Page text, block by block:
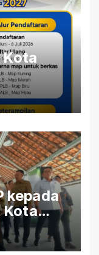
Kota
kepada
Kota